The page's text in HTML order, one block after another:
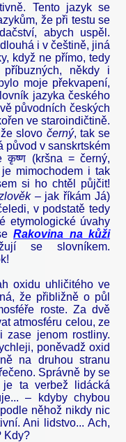
Tento jazyk se
že při testu se
abych uspěl.
i v češtině, jiná
když ne přímo, tedy
někdy i
moje překvapení,
jazyka českého
původních českých
ve staroindičtině.
slovo černý, tak se
původ v sanskrtském
कृष्ण (kršna = černý,
mimochodem i tak
si ho chtěl půjčit!
– jak říkám Já)
v podstatě tedy
etymologické úvahy
Rakovina na kůži
se slovníkem.
oxidu uhličitého ve
že přibližně o půl
roste. Za dvě
atmosféru celou, ze
zase jenom rostliny.
poněvadž oxid
na druhou stranu
Správně by se
ta verbež lidácká
– kdyby chybou
něhož nikdy nic
Ani lidstvo... Ach,
Kdy?